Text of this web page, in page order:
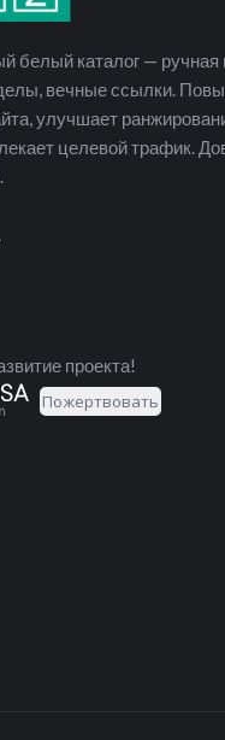
белый каталог — ручная
вечные ссылки.
улучшает
целевой трафик.
проекта!